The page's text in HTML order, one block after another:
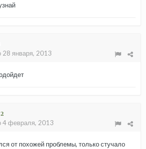
28 января, 2013
4 февраля, 2013
от похожей проблемы, только стучало